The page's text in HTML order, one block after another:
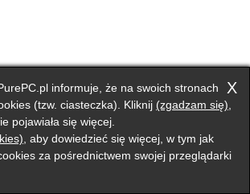
X
informuje, że na swoich stronach
(tzw. ciasteczka). Kliknij (zgadzam się)
pojawiała się więcej.
, aby dowiedzieć się więcej, w tym jak
za pośrednictwem swojej przeglądarki